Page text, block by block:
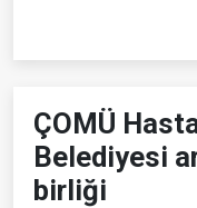
ÇOMÜ
Belediyesi
birliği